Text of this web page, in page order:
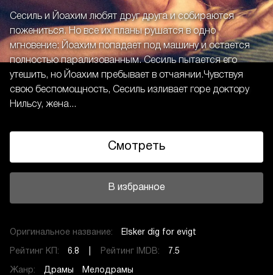
Сесиль и Йоахим любят друг друга и собираются
пожениться. Но все их планы рушатся в одно
мгновение: Йоахим попадает под машину и остается
полностью парализованным. Сесиль пытается его
утешить, но Йоахим пребывает в отчаянии.Чувствуя
свою беспомощность, Сесиль изливает горе доктору
Нильсу, жена...
Смотреть
В избранное
Оригинальное название: Elsker dig for evigt
Рейтинг КП: 6.8 | Рейтинг IMDB: 7.5
Жанр: Драмы Мелодрамы